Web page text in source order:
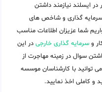
ایسلند نیازمند داشتن
سرمایه گذاری و شاخص های
شما عزیزان اطلاعات مناسب
و سرمایه گذاری خارجی در این
سوال در زمینه مهاجرت از
توانید با کارشناسان موسسه
و کاملی اخذ نمایید.